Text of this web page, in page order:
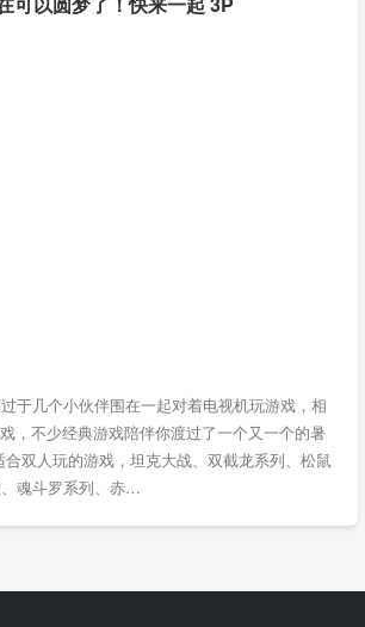
于几个小伙伴围在一起对着电视机玩游戏，相
，不少经典游戏陪伴你渡过了一个又一个的暑
双人玩的游戏，坦克大战、双截龙系列、松鼠
魂斗罗系列、赤…